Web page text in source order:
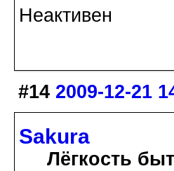
Неактивен
#14 2009-12-21
Sakura
Лёгкость